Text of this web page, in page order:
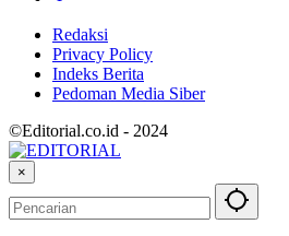
Redaksi
Privacy Policy
Indeks Berita
Pedoman Media Siber
©Editorial.co.id - 2024
×